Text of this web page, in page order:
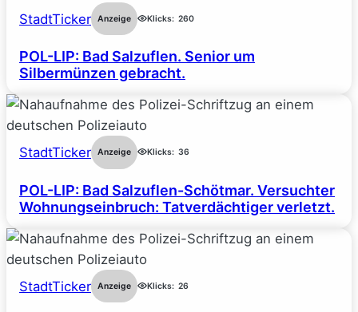
StadtTicker Anzeige Klicks: 260
POL-LIP: Bad Salzuflen. Senior um
Silbermünzen gebracht.
StadtTicker Anzeige Klicks: 36
POL-LIP: Bad Salzuflen-Schötmar. Versuchter
Wohnungseinbruch: Tatverdächtiger verletzt.
StadtTicker Anzeige Klicks: 26